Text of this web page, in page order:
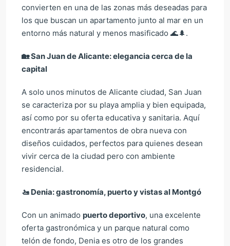
convierten en una de las zonas más deseadas para
los que buscan un apartamento junto al mar en un
entorno más natural y menos masificado 🌊🌲.
🏡San Juan de Alicante: elegancia cerca de la
capital
A solo unos minutos de Alicante ciudad, San Juan
se caracteriza por su playa amplia y bien equipada,
así como por su oferta educativa y sanitaria. Aquí
encontrarás apartamentos de obra nueva con
diseños cuidados, perfectos para quienes desean
vivir cerca de la ciudad pero con ambiente
residencial.
🚤 Denia: gastronomía, puerto y vistas al Montgó
Con un animado puerto deportivo, una excelente
oferta gastronómica y un parque natural como
telón de fondo, Denia es otro de los grandes